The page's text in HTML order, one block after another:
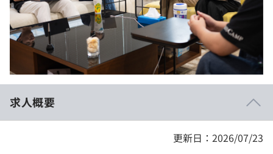
個人向けプラン
法人向けプラン
学校向けプラン
契約内容・クーポン
求人概要
更新日：2026/07/23